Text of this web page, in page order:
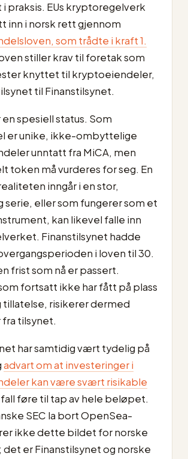
praksis. EUs kryptoregelverk
inn i norsk rett gjennom
som trådte i kraft 1.
stiller krav til foretak som
knyttet til kryptoeiendeler,
til Finanstilsynet.
en spesiell status. Som
er unike, ikke-ombyttelige
unntatt fra MiCA, men
token må vurderes for seg. En
inngår i en stor,
eller som fungerer som et
kan likevel falle inn
Finanstilsynet hadde
i loven til 30.
frist som nå er passert.
fortsatt ikke har fått på plass
tillatelse, risikerer dermed
tilsynet.
har samtidig vært tydelig på
advart om at investeringer i
kan være svært risikable
føre til tap av hele beløpet.
SEC la bort OpenSea-
ikke dette bildet for norske
er Finanstilsynet og norske